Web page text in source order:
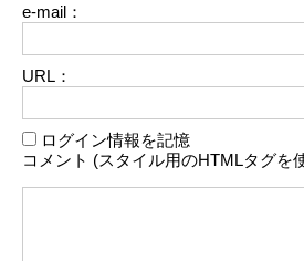
e-mail：
URL：
ログイン情報を記憶
コメント (スタイル用のHTMLタグを